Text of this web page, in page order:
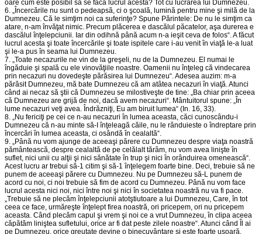
oare cum este posibil să se facă lucrul acesta? Tot cu lucrarea lui Dumnezeu.
6. „Încercările nu sunt o pedeapsă, ci o şcoală, lumină pentru mine şi milă de la
Dumnezeu. Că le simţim noi ca suferinţe? Spune Părintele: De nu le simţim ca
atare, n-am învăţat nimic. Precum plăcerea e dascălul păcatelor, aşa durerea e
dascălul înţelepciunii. Iar din odihnă până acum n-a ieşit ceva de folos“. A făcut
lucrul acesta şi toate încercările şi toate ispitele care i-au venit în viaţă le-a luat
şi le-a pus în seama lui Dumnezeu.
7. „Toate necazurile ne vin de la greşeli, nu de la Dumnezeu. El numai le
îngăduie şi spală cu ele vinovăţiile noastre. Oamenii nu înţeleg că vindecarea
prin necazuri nu dovedeşte părăsirea lui Dumnezeu“. Adesea auzim: m-a
părăsit Dumnezeu, mă bate Dumnezeu că am atâtea necazuri în viaţă. Atunci
când ai necaz să ştii că Dumnezeu se milostiveşte de tine: „Ba chiar prin aceea
că Dumnezeu are grijă de noi, dacă avem necazuri“. Mântuitorul spune: „În
lume necazuri veţi avea. Îndrăzniţi, Eu am biruit lumea“ (In. 16, 33).
8. „Nu fericiţi pe cei ce n-au necazuri în lumea aceasta, căci cunoscându-i
Dumnezeu că n-au minte să-I înţeleagă căile, nu le rânduieste o îndreptare prin
încercări în lumea aceasta, ci osândă în cealaltă“.
9. „Până nu vom ajunge de aceeaşi părere cu Dumnezeu despre viaţa noastră
pământească, despre cealaltă de pe celălalt tărâm, nu vom avea linişte în
suflet, nici unii cu alţii şi nici sănătate în trup şi nici în orânduirea omenească“.
Acest lucru ar trebui să-1 citim şi să-1 înţelegem foarte bine. Deci, trebuie să ne
punem de aceeaşi părere cu Dumnezeu. Nu pe Dumnezeu să-L punem de
acord cu noi, ci noi trebuie să fim de acord cu Dumnezeu. Până nu vom face
lucrul acesta nici noi, nici între noi şi nici în societatea noastră nu va fi pace.
„Trebuie să ne plecăm înţelepciunii atotştiutoare a lui Dumnezeu, Care, în tot
ceea ce face, urmăreşte înţelept firea noastră, ori pricepem, ori nu pricepem
aceasta. Când plecăm capul şi vrem şi noi ce a vrut Dumnezeu, în clipa aceea
căpătăm liniştea sufletului, orice ar fi dat peste zilele noastre“. Atunci când Îl ai
pe Dumnezeu, orice greutate devine o binecuvântare şi este foarte uşoară.